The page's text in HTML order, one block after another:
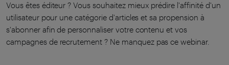
Vous êtes éditeur ? Vous souhaitez mieux prédire l'affinité d'un
utilisateur pour une catégorie d'articles et sa propension à
s'abonner afin de personnaliser votre contenu et vos
campagnes de recrutement ? Ne manquez pas ce webinar.